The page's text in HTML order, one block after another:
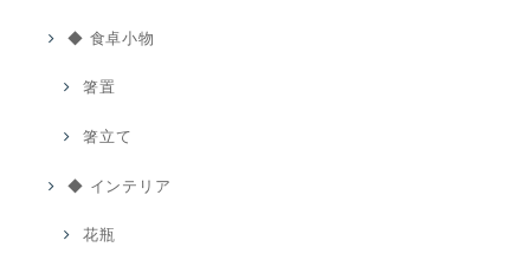
◆ 食卓小物
箸置
箸立て
◆ インテリア
花瓶